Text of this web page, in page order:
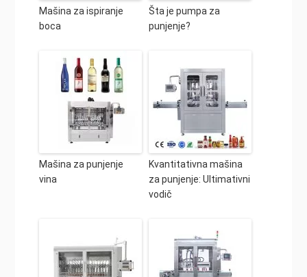
Mašina za ispiranje
boca
Šta je pumpa za
punjenje?
Mašina za punjenje
vina
Kvantitativna mašina
za punjenje: Ultimativni
vodič